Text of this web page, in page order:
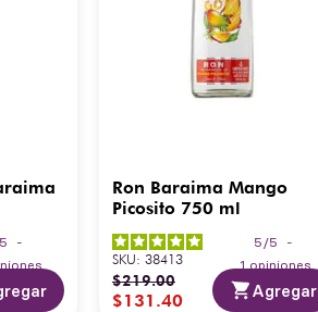
-
Ron Baraima Mango
Picosito 750 ml
5 /5
-
1 opiniones
SKU: 38413
$219.00
$131 .40 Agregar